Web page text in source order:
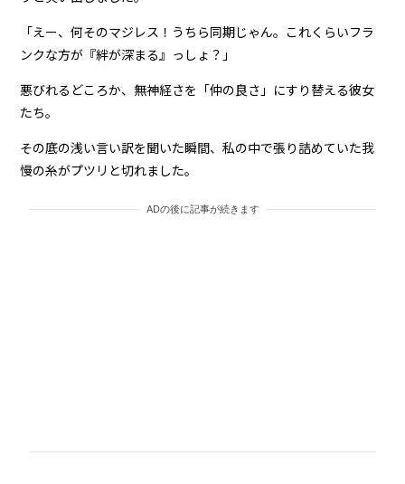
「えー、何そのマジレス！うちら同期じゃん。これくらいフラ
ンクな方が『絆が深まる』っしょ？」
悪びれるどころか、無神経さを「仲の良さ」にすり替える彼女
たち。
その底の浅い言い訳を聞いた瞬間、私の中で張り詰めていた我
慢の糸がプツリと切れました。
ADの後に記事が続きます